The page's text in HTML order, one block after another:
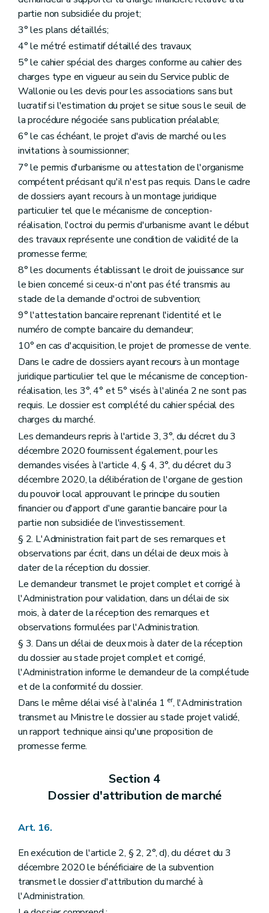
partie non subsidiée du projet;
3° les plans détaillés;
4° le métré estimatif détaillé des travaux;
5° le cahier spécial des charges conforme au cahier des
charges type en vigueur au sein du Service public de
Wallonie ou les devis pour les associations sans but
lucratif si l'estimation du projet se situe sous le seuil de
la procédure négociée sans publication préalable;
6° le cas échéant, le projet d'avis de marché ou les
invitations à soumissionner;
7° le permis d'urbanisme ou attestation de l'organisme
compétent précisant qu'il n'est pas requis. Dans le cadre
de dossiers ayant recours à un montage juridique
particulier tel que le mécanisme de conception-
réalisation, l'octroi du permis d'urbanisme avant le début
des travaux représente une condition de validité de la
promesse ferme;
8° les documents établissant le droit de jouissance sur
le bien concerné si ceux-ci n'ont pas été transmis au
stade de la demande d'octroi de subvention;
9° l'attestation bancaire reprenant l'identité et le
numéro de compte bancaire du demandeur;
10° en cas d'acquisition, le projet de promesse de vente.
Dans le cadre de dossiers ayant recours à un montage
juridique particulier tel que le mécanisme de conception-
réalisation, les 3°, 4° et 5° visés à l'alinéa 2 ne sont pas
requis. Le dossier est complété du cahier spécial des
charges du marché.
Les demandeurs repris à l'article 3, 3°, du décret du 3
décembre 2020 fournissent également, pour les
demandes visées à l'article 4, § 4, 3°, du décret du 3
décembre 2020, la délibération de l'organe de gestion
du pouvoir local approuvant le principe du soutien
financier ou d'apport d'une garantie bancaire pour la
partie non subsidiée de l'investissement.
§ 2. L'Administration fait part de ses remarques et
observations par écrit, dans un délai de deux mois à
dater de la réception du dossier.
Le demandeur transmet le projet complet et corrigé à
l'Administration pour validation, dans un délai de six
mois, à dater de la réception des remarques et
observations formulées par l'Administration.
§ 3. Dans un délai de deux mois à dater de la réception
du dossier au stade projet complet et corrigé,
l'Administration informe le demandeur de la complétude
et de la conformité du dossier.
Dans le même délai visé à l'alinéa 1 er, l'Administration
transmet au Ministre le dossier au stade projet validé,
un rapport technique ainsi qu'une proposition de
promesse ferme.
Section 4
Dossier d'attribution de marché
Art. 16.
En exécution de l'article 2, § 2, 2°, d), du décret du 3
décembre 2020 le bénéficiaire de la subvention
transmet le dossier d'attribution du marché à
l'Administration.